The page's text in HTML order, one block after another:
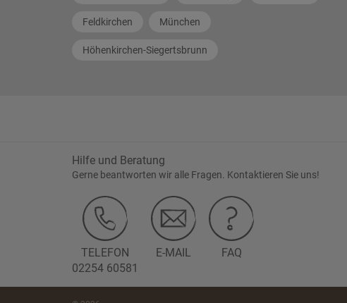
Feldkirchen München
Höhenkirchen-Siegertsbrunn
Hilfe und Beratung
Gerne beantworten wir alle Fragen. Kontaktieren Sie uns!
TELEFON
02254 60581
E-MAIL FAQ